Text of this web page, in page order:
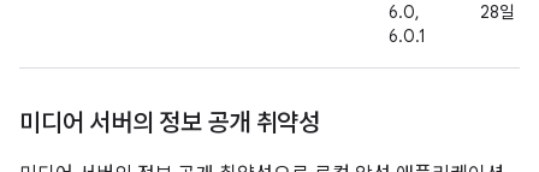
6.0,
6.0.1
28일
미디어 서버의 정보 공개 취약성